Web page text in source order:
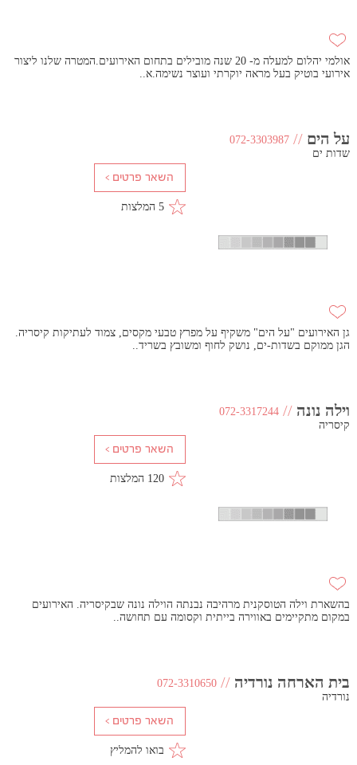
אולמי יהלום למעלה מ- 20 שנה מובילים בתחום האירועים.המטרה שלנו ליצור
אירועי בוטיק בעל מראה יוקרתי ועוצר נשימה.א..
על הים //
072-3303987
שדות ים
5 המלצות
גן האירועים "על הים" משקיף על מפרץ טבעי מקסים, צמוד לעתיקות קיסריה.
הגן ממוקם בשדות-ים, נושק לחוף ומשובץ בשריד..
וילה נונה //
072-3317244
קיסריה
120 המלצות
בהשארת וילה הטוסקנית מרהיבה נבנתה הוילה נונה שבקיסריה. האירועים
במקום מתקיימים באווירה בייתית וקסומה עם תחושה..
בית הארחה נורדיה //
072-3310650
נורדיה
בואו להמליץ